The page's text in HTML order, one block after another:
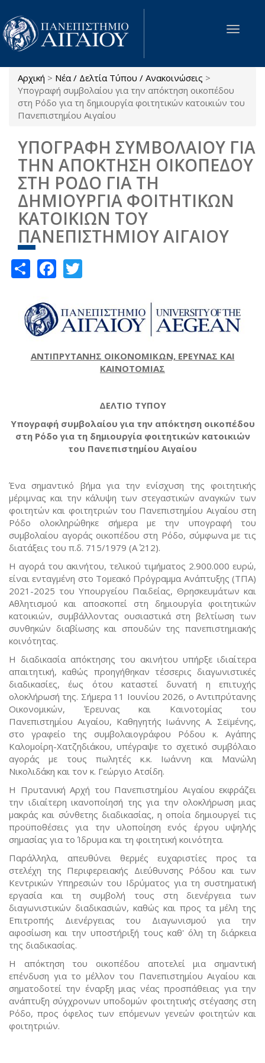
Παράκαμψη προς το κυρίως περιεχόμενο
Toggle
Είστε εδώ
Αρχική > Νέα / Δελτία Τύπου / Ανακοινώσεις >
Υπογραφή συμβολαίου για την απόκτηση οικοπέδου
στη Ρόδο για τη δημιουργία φοιτητικών κατοικιών του
Πανεπιστημίου Αιγαίου
ΥΠΟΓΡΑΦΗ ΣΥΜΒΟΛΑΙΟΥ ΓΙΑ
ΤΗΝ ΑΠΟΚΤΗΣΗ ΟΙΚΟΠΕΔΟΥ
ΣΤΗ ΡΟΔΟ ΓΙΑ ΤΗ
ΔΗΜΙΟΥΡΓΙΑ ΦΟΙΤΗΤΙΚΩΝ
ΚΑΤΟΙΚΙΩΝ ΤΟΥ
ΠΑΝΕΠΙΣΤΗΜΙΟΥ ΑΙΓΑΙΟΥ
ShareFacebook
ΑΝΤΙΠΡΥΤΑΝΗΣ ΟΙΚΟΝΟΜΙΚΩΝ, ΕΡΕΥΝΑΣ ΚΑΙ
ΚΑΙΝΟΤΟΜΙΑΣ
ΔΕΛΤΙΟ ΤΥΠΟΥ
Υπογραφή συμβολαίου για την απόκτηση οικοπέδου
στη Ρόδο για τη δημιουργία φοιτητικών κατοικιών
του Πανεπιστημίου Αιγαίου
Ένα σημαντικό βήμα για την ενίσχυση της φοιτητικής
μέριμνας και την κάλυψη των στεγαστικών αναγκών των
φοιτητών και φοιτητριών του Πανεπιστημίου Αιγαίου στη
Ρόδο ολοκληρώθηκε σήμερα με την υπογραφή του
συμβολαίου αγοράς οικοπέδου στη Ρόδο, σύμφωνα με τις
διατάξεις του π.δ. 715/1979 (Α΄ 212).
Η αγορά του ακινήτου, τελικού τιμήματος 2.900.000 ευρώ,
είναι ενταγμένη στο Τομεακό Πρόγραμμα Ανάπτυξης (ΤΠΑ)
2021-2025 του Υπουργείου Παιδείας, Θρησκευμάτων και
Αθλητισμού και αποσκοπεί στη δημιουργία φοιτητικών
κατοικιών, συμβάλλοντας ουσιαστικά στη βελτίωση των
συνθηκών διαβίωσης και σπουδών της πανεπιστημιακής
κοινότητας.
Η διαδικασία απόκτησης του ακινήτου υπήρξε ιδιαίτερα
απαιτητική, καθώς προηγήθηκαν τέσσερις διαγωνιστικές
διαδικασίες, έως ότου καταστεί δυνατή η επιτυχής
ολοκλήρωσή της. Σήμερα 11 Ιουνίου 2026, ο Αντιπρύτανης
Οικονομικών, Έρευνας και Καινοτομίας του
Πανεπιστημίου Αιγαίου, Καθηγητής Ιωάννης Α. Σεϊμένης,
στο γραφείο της συμβολαιογράφου Ρόδου κ. Αγάπης
Καλομοίρη-Χατζηδιάκου, υπέγραψε το σχετικό συμβόλαιο
αγοράς με τους πωλητές κ.κ. Ιωάννη και Μανώλη
Νικολιδάκη και τον κ. Γεώργιο Ατσίδη.
Η Πρυτανική Αρχή του Πανεπιστημίου Αιγαίου εκφράζει
την ιδιαίτερη ικανοποίησή της για την ολοκλήρωση μιας
μακράς και σύνθετης διαδικασίας, η οποία δημιουργεί τις
προϋποθέσεις για την υλοποίηση ενός έργου υψηλής
σημασίας για το Ίδρυμα και τη φοιτητική κοινότητα.
Παράλληλα, απευθύνει θερμές ευχαριστίες προς τα
στελέχη της Περιφερειακής Διεύθυνσης Ρόδου και των
Κεντρικών Υπηρεσιών του Ιδρύματος για τη συστηματική
εργασία και τη συμβολή τους στη διενέργεια των
διαγωνιστικών διαδικασιών, καθώς και προς τα μέλη της
Επιτροπής Διενέργειας του Διαγωνισμού για την
αφοσίωση και την υποστήριξή τους καθ' όλη τη διάρκεια
της διαδικασίας.
Η απόκτηση του οικοπέδου αποτελεί μια σημαντική
επένδυση για το μέλλον του Πανεπιστημίου Αιγαίου και
σηματοδοτεί την έναρξη μιας νέας προσπάθειας για την
ανάπτυξη σύγχρονων υποδομών φοιτητικής στέγασης στη
Ρόδο, προς όφελος των επόμενων γενεών φοιτητών και
φοιτητριών.